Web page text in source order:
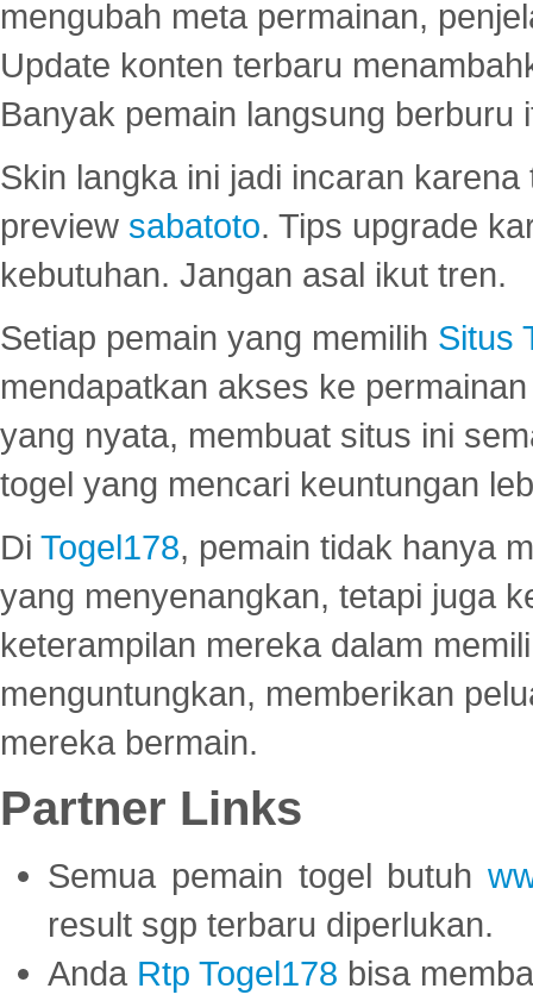
mengubah meta permainan,
Update konten terbaru
Banyak pemain langsung berburu
Skin langka ini jadi incaran
preview sabatoto. Tips upgrade
kebutuhan. Jangan asal ikut tren.
Setiap pemain yang memilih Situs
mendapatkan akses ke
yang nyata, membuat situs ini
togel yang mencari keuntungan
Di Togel178, pemain tidak hanya
yang menyenangkan, tetapi juga
keterampilan mereka dalam
menguntungkan, memberikan
mereka bermain.
Partner Links
Semua pemain togel butuh
result sgp terbaru diperlukan.
Anda Rtp Togel178 bisa